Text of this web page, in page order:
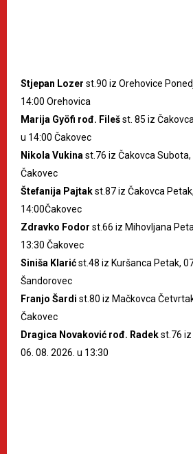
Stjepan Lozer st.90 iz Orehovice
14:00 Orehovica
Marija Gyöfi rođ. Filešst. 85 iz
u 14:00 Čakovec
Nikola Vukina st.76 iz Čakovca Subota,
Čakovec
Štefanija Pajtakst.87 iz Čakovca
14:00Čakovec
Zdravko Fodor st.66 iz Mihovljana
13:30 Čakovec
Siniša Klarićst.48 iz Kuršanca Petak,
Šandorovec
Franjo Šardi st.80 iz Mačkovca
Čakovec
Dragica Novaković rođ. Radekst.76
06. 08. 2026. u 13:30